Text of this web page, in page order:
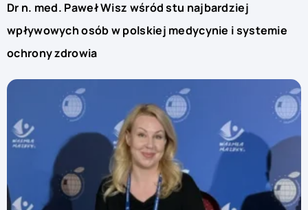
Dr n. med. Paweł Wisz wśród stu najbardziej
wpływowych osób w polskiej medycynie i systemie
ochrony zdrowia